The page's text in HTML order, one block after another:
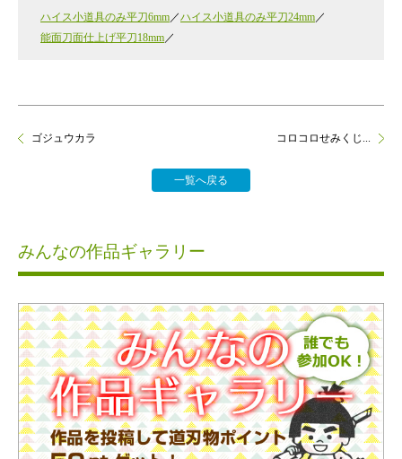
ハイス小道具のみ平刀6mm
ハイス小道具のみ平刀24mm
能面刀面仕上げ平刀18mm
ゴジュウカラ
一覧へ戻る
コロコロせみくじ...
みんなの作品ギャラリー